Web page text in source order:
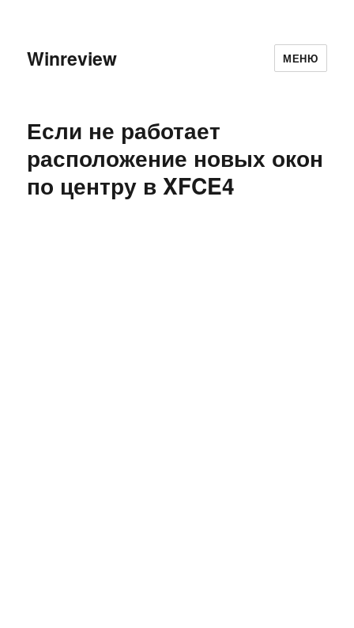
Winreview МЕНЮ
Если не работает
расположение новых окон
по центру в XFCE4